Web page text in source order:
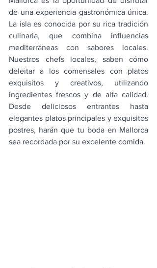
de una experiencia gastronómica única.
La isla es conocida por su rica tradición
culinaria, que combina influencias
mediterráneas con sabores locales.
Nuestros chefs locales, saben cómo
deleitar a los comensales con platos
exquisitos y creativos, utilizando
ingredientes frescos y de alta calidad.
Desde deliciosos entrantes hasta
elegantes platos principales y exquisitos
postres, harán que tu boda en Mallorca
sea recordada por su excelente comida.